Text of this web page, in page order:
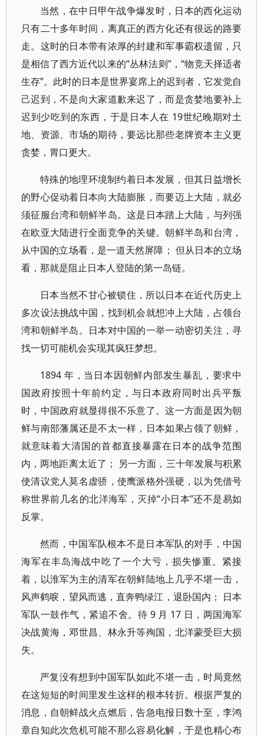
当然，在中日甲午战争爆发时，日本的西化运动
只有二十多年时间，离真正的西方化还有很远的路要
走。这时的日本带有浓厚的封建和军事霸权遗留，只
是相信了西方近代以来的“丛林法则”，“物竞天择适者
生存”。此时的日本是世界宴席上的迟到者，它发觉自
己迟到，不是向大家道歉来迟了，而是贪婪地要补上
迟到少吃到的东西，于是日本人在 19世纪晚期对土
地、资源、市场的期待，要远比那些老牌资本主义更
贪婪，胃口更大。
特殊的地理环境制约着日本发展，但其日益增长
的野心促动着日本向大陆膨胀，而要迈上大陆，就必
须征服台湾和朝鲜半岛。这是日本踏上大陆，与列强
在欧亚大陆进行全面竞争的关键。朝鲜半岛和台湾，
从中国的立场看，是一道天然屏障； 但从日本的立场
看，那就是阻止日本人登陆的第一岛链。
日本当然不甘心被锁住，所以日本在近代历史上
多次设法挑战中国，找到机会就想冲上大陆，占领台
湾和朝鲜半岛。日本对中国的一举一动密切关注，寻
找一切可能机会实现其疯狂梦想。
1894 年，当日本因朝鲜内部发生暴乱，要求中
国政府按照十年前约定，与日本政府同时出兵平叛
时，中国政府就显得很不乐意了。这一方面是因为朝
鲜与南部藩属还是不太一样，日本如果占领了朝鲜，
就意味着大清国的首都直接暴露在日本的战争范围
内，两地距离太近了； 另一方面，三十年发展与积累
使清议党人莫名虚骄，使鹰派格外强硬，以为凭借号
称世界前几名的北洋海军，灭掉“小日本”还不是易如
反掌。
然而，中国军队根本不是日本军队的对手，中国
海军在丰岛海战中吃了一个大亏，损失惨重。紧接
着，以淮军为主的清军在朝鲜陆地上几乎不堪一击，
风声鹤唳，望风而逃，直奔鸭绿江，退卧国内； 日本
军队一鼓作气，紧追不舍。待 9 月 17 日，两国海军
决战黄海，邓世昌、林永升等殉国，北洋蒙受巨大损
失。
严复没有想到中国军队如此不堪一击，时局竟然
在这短短的时间里发生这样的根本转折。根据严复的
消息，自朝鲜战火点燃后，告急电报日数十至，李鸿
章自知此次危机可能不那么容易化解，于是也精心布